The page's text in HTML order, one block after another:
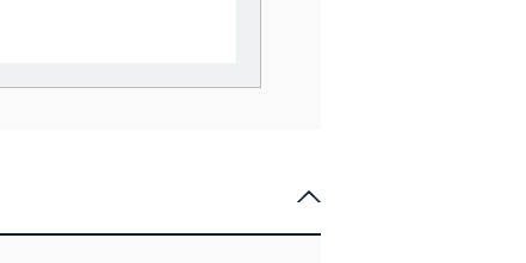
用目的の達成に必要な範